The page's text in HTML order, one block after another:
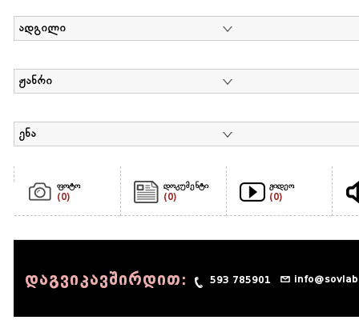
ადგილი
ჟანრი
ენა
ფოტო
(0)
დოკუმენტი
(0)
ვიდეო
(0)
დაგვიკავშირდით: 593 785901